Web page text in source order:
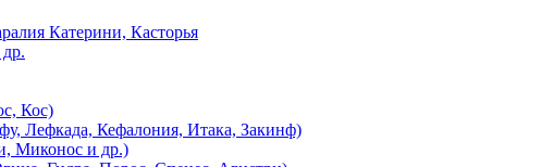
Катерини, Касторья
Кос)
Кефалония, Итака, Закинф)
Миконос и др.)